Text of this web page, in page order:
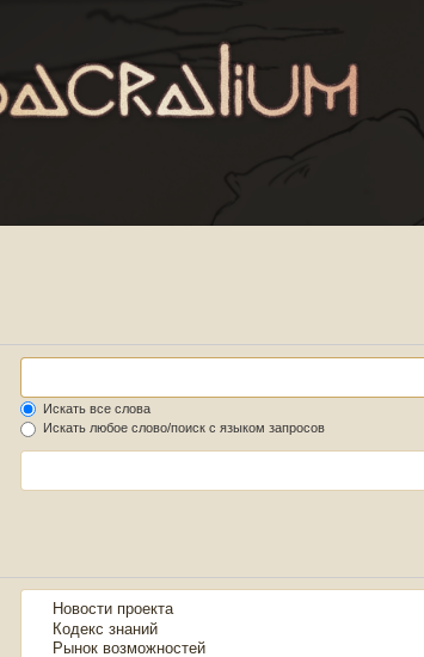
Искать все слова
Искать любое слово/поиск с языком запросов